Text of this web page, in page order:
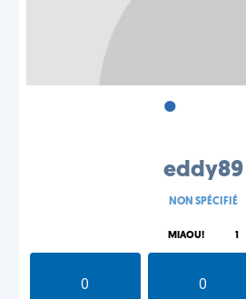
•
eddy89
NON SPÉCIFIÉ
MIAOU! 1
0
0